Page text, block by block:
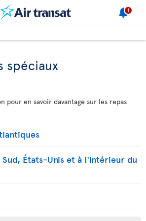
1
spéciaux
pour en savoir davantage sur les repas
Sud, États-Unis et à l'intérieur du